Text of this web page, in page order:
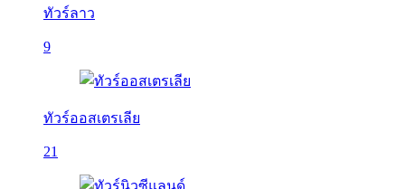
ทัวร์ลาว
9
ทัวร์ออสเตรเลีย
21